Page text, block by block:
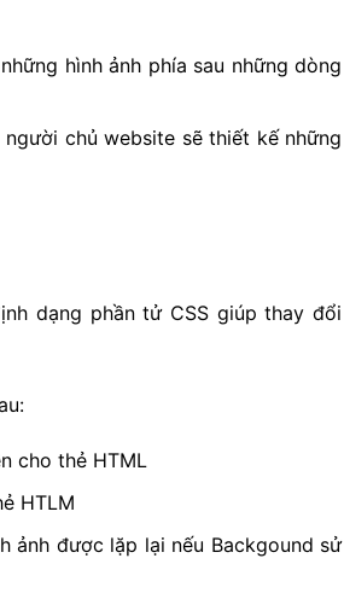
hình ảnh phía sau những dòng
chủ website sẽ thiết kế những
dạng phần tử CSS giúp thay đổi
cho thẻ HTML
HTLM
ảnh được lặp lại nếu Backgound sử